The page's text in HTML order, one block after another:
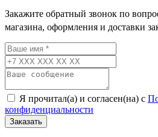
Закажите обратный звонок по
магазина, оформления и доставки
Я прочитал(а) и согласен(на) с
конфиденциальности
Заказать